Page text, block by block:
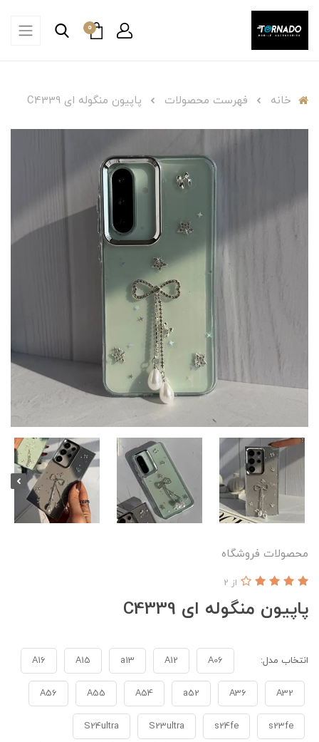
0
خانه فهرست محصولات پاپیون منگوله ای C4339
محصولات فروشگاه
پاپیون منگوله ای C4339
از 2
انتخاب مدل: A06
A12
a13
A15
A16
A32
A36
a52
A54
A55
A56
s23fe
s24fe
S23ultra
S24ultra